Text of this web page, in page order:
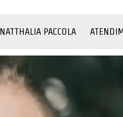
NATTHALIA PACCOLA